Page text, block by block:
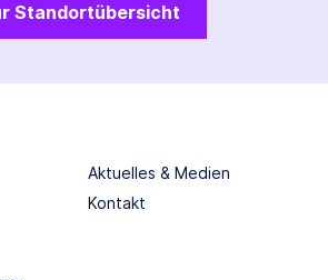
Standortübersicht
Aktuelles & Medien
Kontakt